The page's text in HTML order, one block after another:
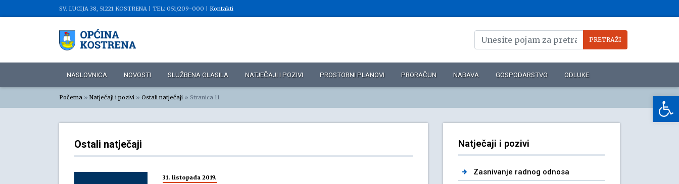
SV. LUCIJA 38, 51221 KOSTRENA | TEL: 051/209-000 | Kontakti
NASLOVNICA NOVOSTI SLUŽBENA GLASILA NATJEČAJI I POZIVI PROSTORNI PLANOVI PRORAČUN NABAVA GOSPODARSTVO ODLUKE
Početna » Natječaji i pozivi » Ostali natječaji » Stranica 11
Ostali natječaji
31. listopada 2019.
Natječaji i pozivi
Zasnivanje radnog odnosa